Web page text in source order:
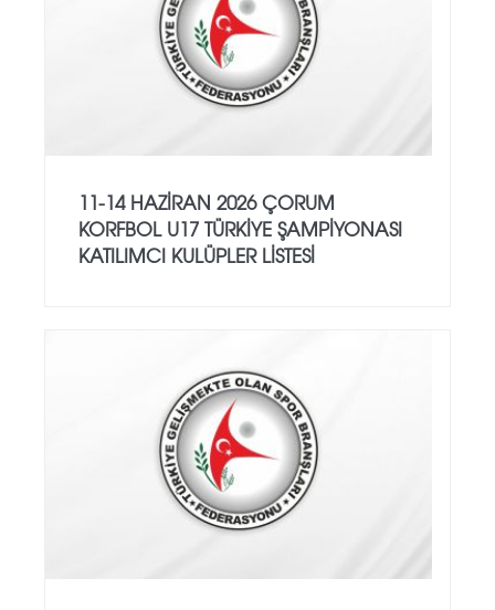
11-14 HAZİRAN 2026 ÇORUM
KORFBOL U17 TÜRKİYE ŞAMPİYONASI
KATILIMCI KULÜPLER LİSTESİ